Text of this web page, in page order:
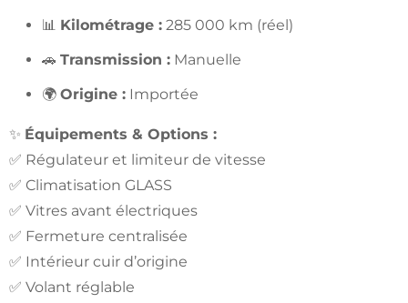
📊 Kilométrage : 285 000 km (réel)
🚗 Transmission : Manuelle
🌍 Origine : Importée
✨ Équipements & Options :
✅ Régulateur et limiteur de vitesse
✅ Climatisation GLASS
✅ Vitres avant électriques
✅ Fermeture centralisée
✅ Intérieur cuir d’origine
✅ Volant réglable